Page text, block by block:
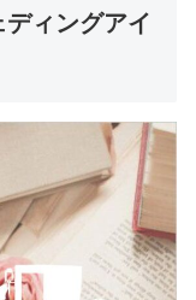
ィングアイ